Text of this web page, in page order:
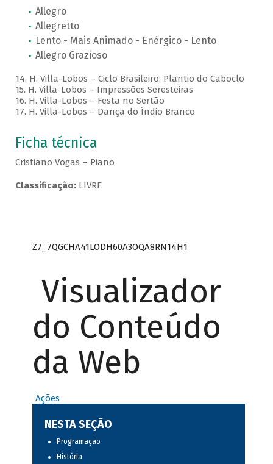
Allegro
Allegretto
Lento - Mais Animado - Enérgico - Lento
Allegro Grazioso
14. H. Villa-Lobos – Ciclo Brasileiro: Plantio do Caboclo
15. H. Villa-Lobos – Impressões Seresteiras
16. H. Villa-Lobos – Festa no Sertão
17. H. Villa-Lobos – Dança do Índio Branco
Ficha técnica
Cristiano Vogas – Piano
Classificação:LIVRE
Z7_7QGCHA41LODH60A3OQA8RN14H1
Visualizador
do Conteúdo
da Web
Ações
NESTA SEÇÃO
Programação
História